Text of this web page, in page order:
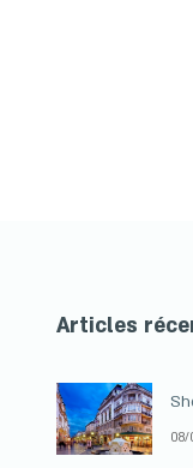
Articles